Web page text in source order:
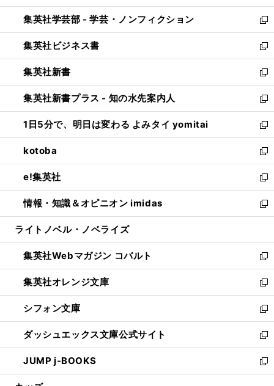
開
く
ウ
で
開
く
ン
ド
ウ
で
開
く
ウ
ィ
ン
ド
ウ
で
開
く
集英社学芸部 - 学芸・ノンフィクション
新
し
い
ウ
ィ
ン
ド
ウ
で
開
く
集英社ビジネス書
新
し
い
ウ
ィ
ン
ド
ウ
で
開
く
集英社新書
新
し
い
ウ
ィ
ン
ド
ウ
で
開
く
集英社新書プラス - 知の水先案内人
新
し
い
ウ
ィ
ン
ド
ウ
で
開
1日5分で、明日は変わる よみタイ yomitai
新
し
い
ウ
ィ
ン
ド
ウ
開
く
kotoba
新
し
い
ウ
ィ
ン
ウ
で
開
く
e!集英社
新
し
い
ウ
ン
ド
ウ
で
開
く
情報・知識＆オピニオン imidas
新
し
ウ
ィ
ン
ド
ウ
で
開
く
ライトノベル・ノベライズ
集英社Webマガジン コバルト
新
し
い
ウ
ィ
ン
ド
ウ
で
開
集英社オレンジ文庫
新
し
い
ウ
ィ
ン
ド
ウ
シフォン文庫
新
し
い
ウ
ィ
ン
ダッシュエックス文庫公式サイト
新
し
い
ウ
JUMP j-BOOKS
新
し